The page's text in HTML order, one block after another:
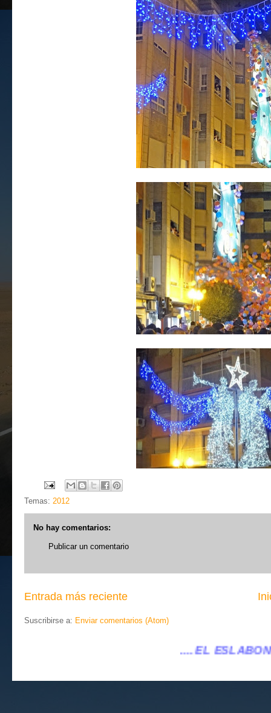
Temas: 2012
No hay comentarios:
Publicar un comentario
Entrada más reciente
Suscribirse a: Enviar comentarios (Atom)
.... EL ESLABÓN VILLENA ...